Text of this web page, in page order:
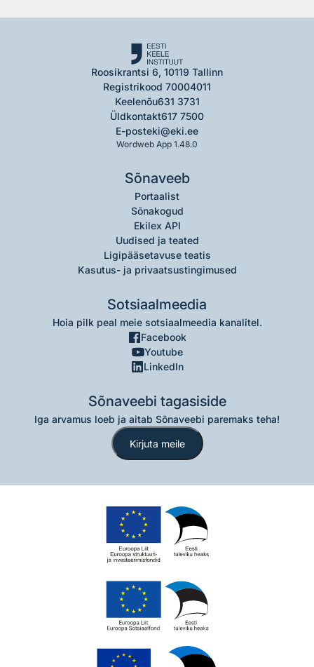
Roosikrantsi 6, 10119 Tallinn
Registrikood 70004011
Keelenõu631 3731
Üldkontakt617 7500
E-posteki@eki.ee
Wordweb App 1.48.0
Sõnaveeb
Portaalist
Sõnakogud
Ekilex API
Uudised ja teated
Ligipääsetavuse teatis
Kasutus- ja privaatsustingimused
Sotsiaalmeedia
Hoia pilk peal meie sotsiaalmeedia kanalitel.
Facebook
Youtube
LinkedIn
Sõnaveebi tagasiside
Iga arvamus loeb ja aitab Sõnaveebi paremaks teha!
Kirjuta meile